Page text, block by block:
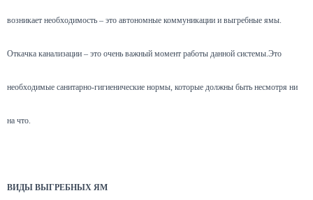
возникает необходимость – это автономные коммуникации и выгребные ямы.
Откачка канализации – это очень важный момент работы данной системы.Это
необходимые санитарно-гигиенические нормы, которые должны быть несмотря ни
на что.
ВИДЫ ВЫГРЕБНЫХ ЯМ